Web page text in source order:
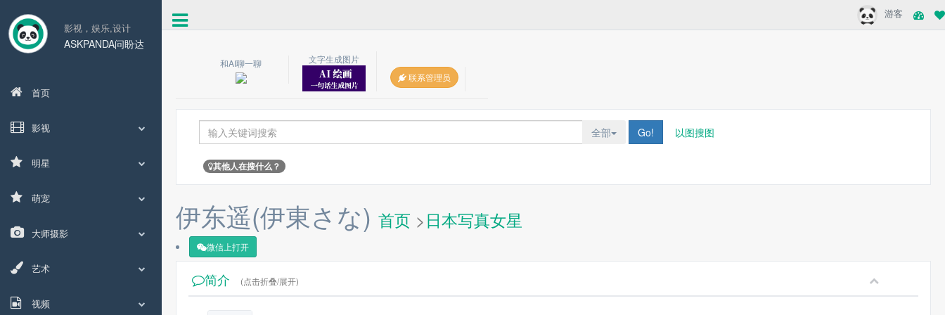
影视，娱乐,设计
ASKPANDA问盼达
首页
影视
明星
萌宠
大师摄影
艺术
视频
游客
和AI聊一聊
文字生成图片
联系管理员
全部 Go! 以图搜图
其他人在搜什么？
伊东遥(伊東さな) 首页 >日本写真女星
微信上打开
简介 (点击折叠/展开)